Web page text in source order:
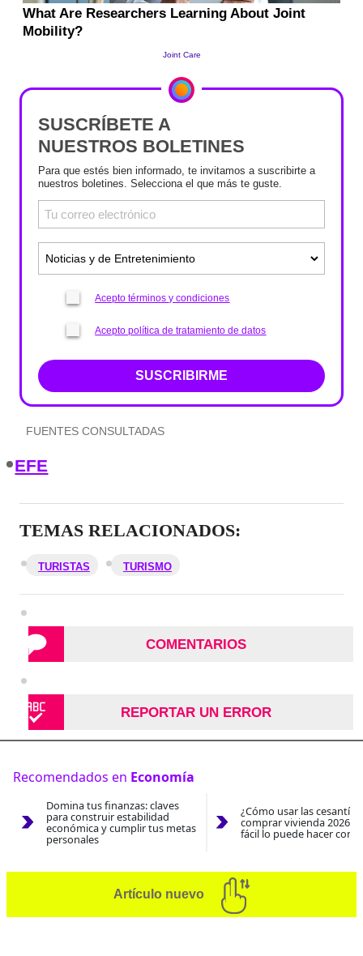
SUSCRÍBETE A
NUESTROS BOLETINES
Para que estés bien informado, te invitamos a suscribirte a
nuestros boletines. Selecciona el que más te guste.
Acepto términos y condiciones
Acepto política de tratamiento de datos
SUSCRIBIRME
FUENTES CONSULTADAS
EFE
TEMAS RELACIONADOS:
TURISTAS TURISMO
COMENTARIOS
REPORTAR UN ERROR
Recomendados en Economía
Domina tus finanzas: claves
para construir estabilidad
económica y cumplir tus metas
personales
¿Cómo usar las
comprar vivienda 2026?
fácil lo puede hacer con
Artículo nuevo